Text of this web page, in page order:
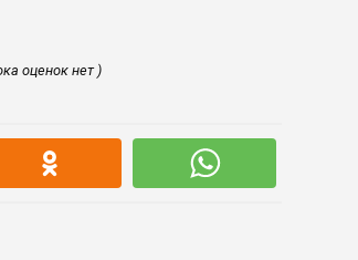
оценок нет )